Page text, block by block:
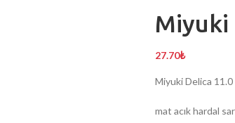
Miyuki
27.70₺
Miyuki Delica
mat acık hardal